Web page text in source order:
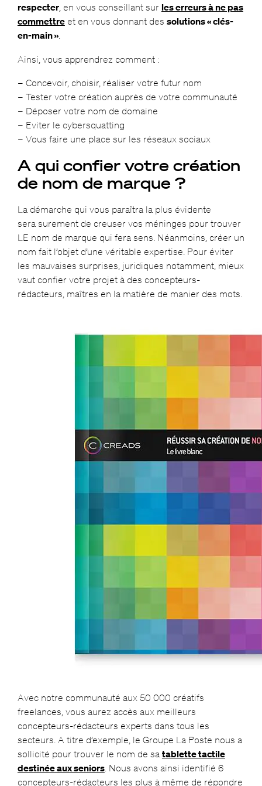
respecter, en vous conseillant sur les erreurs à ne pas
commettreet en vous donnant des solutions « clés-
en-main ».
Ainsi, vous apprendrez comment :
– Concevoir, choisir, réaliser votre futur nom
– Tester votre création auprès de votre communauté
– Déposer votre nom de domaine
– Eviter le cybersquatting
– Vous faire une place sur les réseaux sociaux
A qui confier votre création
de nom de marque ?
La démarche qui vous paraîtra la plus évidente
sera surement de creuser vos méninges pour trouver
LE nom de marque qui fera sens. Néanmoins, créer un
nom fait l’objet d’une véritable expertise. Pour éviter
les mauvaises surprises, juridiques notamment, mieux
vaut confier votre projet à des concepteurs-
rédacteurs, maîtres en la matière de manier des mots.
Avec notre communauté aux 50 000 créatifs
freelances, vous aurez accès aux meilleurs
concepteurs-rédacteurs experts dans tous les
secteurs. A titre d’exemple, le Groupe La Poste nous a
sollicité pour trouver le nom de sa tablette tactile
destinée aux seniors. Nous avons ainsi identifié 6
concepteurs-rédacteurs les plus à même de répondre